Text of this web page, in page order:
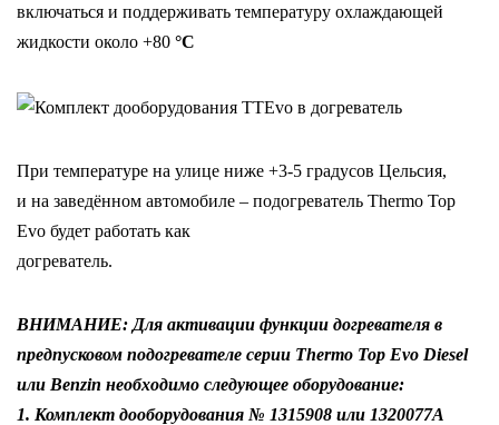
включаться и поддерживать температуру охлаждающей
жидкости около +80 °C
При температуре на улице ниже +3-5 градусов Цельсия,
и на заведённом автомобиле – подогреватель Thermo Top
Evo будет работать как
догреватель.
ВНИМАНИЕ: Для активации функции догревателя в
предпусковом подогревателе серии Thermo Top Evo Diesel
или Benzin необходимо следующее оборудование:
1. Комплект дооборудования № 1315908 или 1320077A